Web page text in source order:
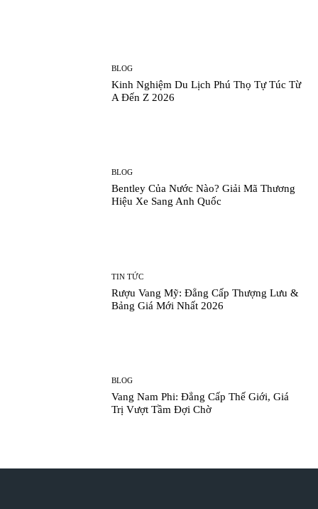
BLOG
Kinh Nghiệm Du Lịch Phú Thọ Tự Túc Từ
A Đến Z 2026
BLOG
Bentley Của Nước Nào? Giải Mã Thương
Hiệu Xe Sang Anh Quốc
TIN TỨC
Rượu Vang Mỹ: Đẳng Cấp Thượng Lưu &
Bảng Giá Mới Nhất 2026
BLOG
Vang Nam Phi: Đẳng Cấp Thế Giới, Giá
Trị Vượt Tầm Đợi Chờ